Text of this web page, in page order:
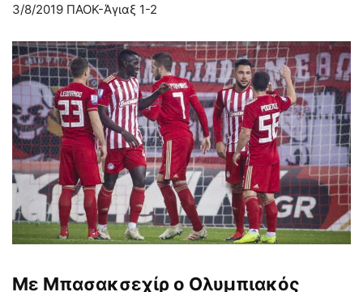
3/8/2019 ΠΑΟΚ-Άγιαξ 1-2
Με Μπασακσεχίρ ο Ολυμπιακός